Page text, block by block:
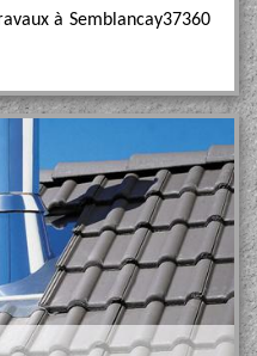
à Semblancay37360